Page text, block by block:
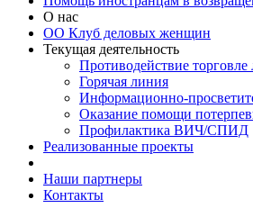
О нас
ОО Клуб деловых женщин
Текущая деятельность
Противодействие
Горячая линия
Информационно-
Оказание помощи
Профилактика ВИЧ/СПИД
Реализованные проекты
Наши партнеры
Контакты